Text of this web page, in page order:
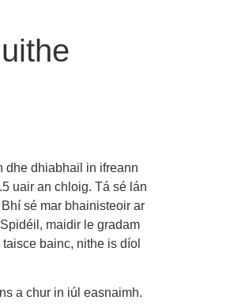
dhe dhiabhail in ifreann
uair an chloig. Tá sé lán
sé mar bhainisteoir ar
maidir le gradam
bainc, nithe is díol
a chur in iúl easnaimh.